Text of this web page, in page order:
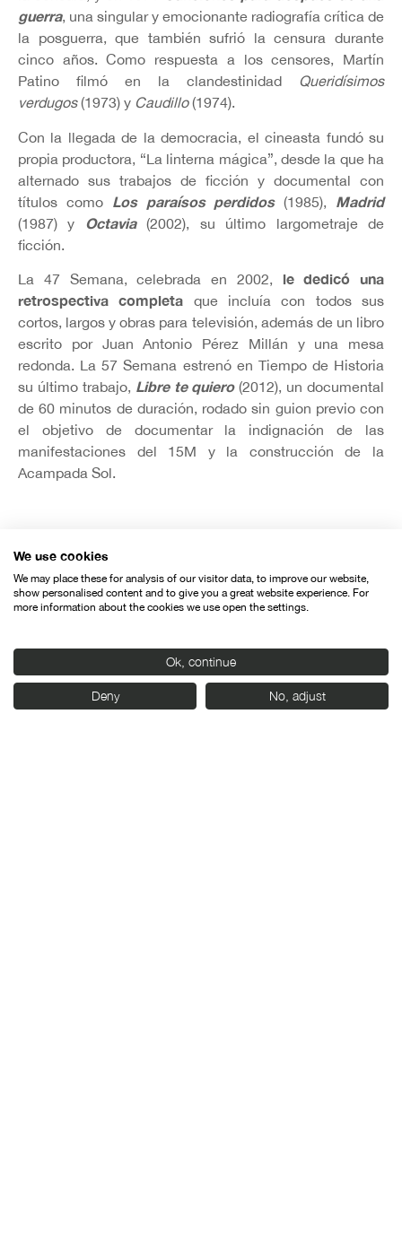
guerra, una singular y emocionante radiografía crítica de
la posguerra, que también sufrió la censura durante
cinco años. Como respuesta a los censores, Martín
Patino filmó en la clandestinidad Queridísimos
verdugos(1973) y Caudillo(1974).
Con la llegada de la democracia, el cineasta fundó su
propia productora, “La linterna mágica”, desde la que ha
alternado sus trabajos de ficción y documental con
títulos como Los paraísos perdidos(1985), Madrid
(1987) y Octavia(2002), su último largometraje de
ficción.
La 47 Semana, celebrada en 2002, le dedicó una
retrospectiva completa que incluía con todos sus
cortos, largos y obras para televisión, además de un libro
escrito por Juan Antonio Pérez Millán y una mesa
redonda. La 57 Semana estrenó en Tiempo de Historia
su último trabajo, Libre te quiero(2012), un documental
de 60 minutos de duración, rodado sin guion previo con
el objetivo de documentar la indignación de las
manifestaciones del 15M y la construcción de la
Acampada Sol.
Organiza:
We use cookies
We may place these for analysis of our visitor data, to improve our website,
show personalised content and to give you a great website experience. For
more information about the cookies we use open the settings.
Ok, continue
Deny No, adjust